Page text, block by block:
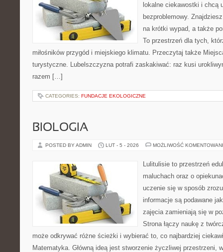
lokalne ciekawostki i chcą
bezproblemowy.
na krótki wypad, a także
To przestrzeń dla tych,
miłośników przygód i miejskiego klimatu. Przeczytaj także
turystyczne. Lubelszczyzna potrafi zaskakiwać: raz kusi
razem […]
CATEGORIES: FUNDACJE EKOLOGICZNE
BIOLOGIA
POSTED BY ADMIN LUT - 5 - 2026 MOŻLIWOŚĆ
Lulitulisie to przestrzeń
maluchach oraz o
uczenie się w sposób
informacje są podawane
zajęcia zamieniają się w
Strona łączy naukę z
może odkrywać różne ścieżki i wybierać to, co najbardziej
Matematyka. Główną ideą jest stworzenie życzliwej przestrzeni,